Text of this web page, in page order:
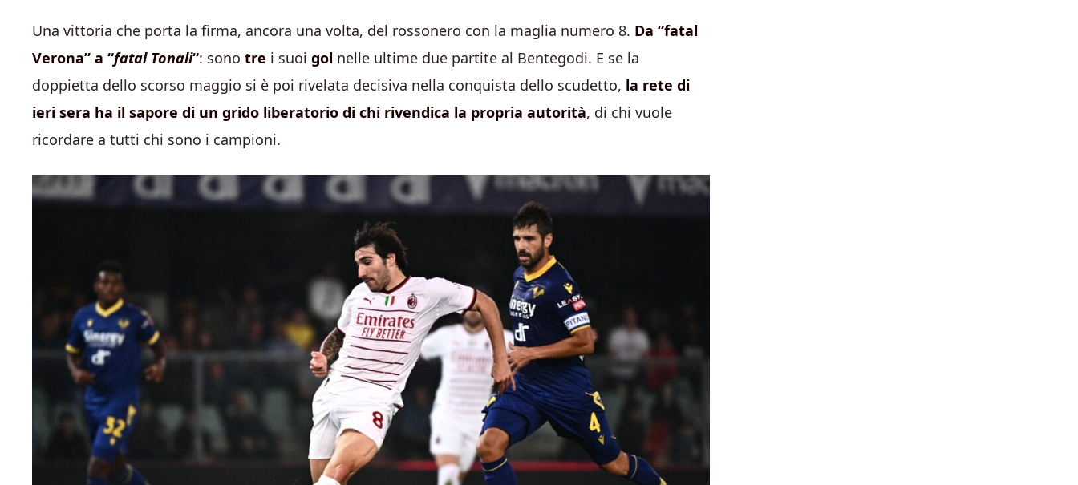
Una vittoria che porta la firma, ancora una volta, del rossonero con la maglia numero 8. Da “fatal
Verona” a “fatal Tonali“: sono tre i suoi gol nelle ultime due partite al Bentegodi. E se la
doppietta dello scorso maggio si è poi rivelata decisiva nella conquista dello scudetto, la rete di
ieri sera ha il sapore di un grido liberatorio di chi rivendica la propria autorità, di chi vuole
ricordare a tutti chi sono i campioni.